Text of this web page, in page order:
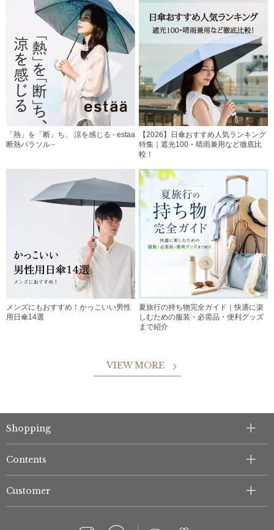
「熱」を「断」ち、 涼を感じる - estaa
断熱パラソル -
【2026】日傘おすすめ人気ランキング
特集｜遮光100・晴雨兼用など徹底比
較！
メンズにもおすすめ！かっこいい男性
用日傘14選
夏旅行の持ち物完全ガイド｜快適に楽
しむための服装・必需品・便利グッズ
まで紹介
VIEW MORE
Shopping
Contents
Customer